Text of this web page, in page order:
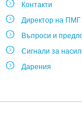
Контакти
Директор на ПМГ
Въпроси и
Сигнали за
Дарения